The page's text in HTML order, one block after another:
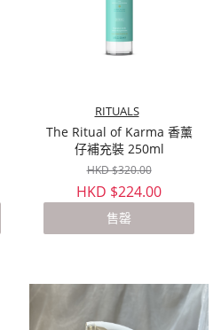
RITUALS
The Ritual of Karma 香薰
仔補充裝 250ml
HKD $320.00
HKD $224.00
售罄